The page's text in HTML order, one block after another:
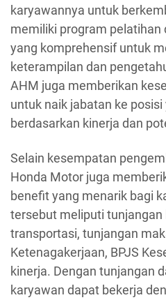
karyawannya untuk
memiliki program pelatihan
yang komprehensif untuk
keterampilan dan
AHM juga memberikan
untuk naik jabatan ke
berdasarkan kinerja dan
Selain kesempatan
Honda Motor juga
benefit yang menarik bagi
tersebut meliputi
transportasi, tunjangan
Ketenagakerjaan, BPJS
kinerja. Dengan tunjangan
karyawan dapat bekerja